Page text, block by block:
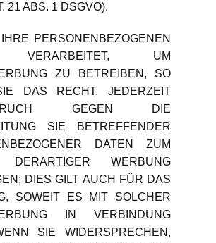
21 ABS. 1 DSGVO).
PERSONENBEZOGENEN
VERARBEITET, UM
ZU BETREIBEN, SO
DAS RECHT, JEDERZEIT
GEGEN DIE
SIE BETREFFENDER
DATEN ZUM
DERARTIGER WERBUNG
DIES GILT AUCH FÜR DAS
SOWEIT ES MIT SOLCHER
IN VERBINDUNG
SIE WIDERSPRECHEN,